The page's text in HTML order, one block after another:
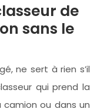
de
sans le
ne sert à rien s’il
qui prend la
ou dans un